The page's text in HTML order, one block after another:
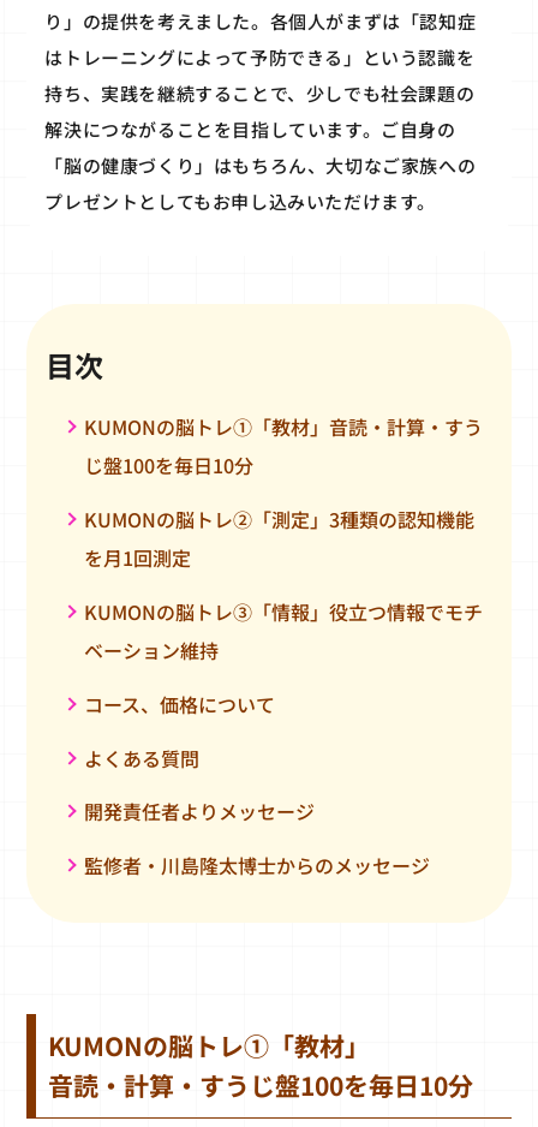
り」の提供を考えました。各個人がまずは「認知症
はトレーニングによって予防できる」という認識を
持ち、実践を継続することで、少しでも社会課題の
解決につながることを目指しています。ご自身の
「脳の健康づくり」はもちろん、大切なご家族への
プレゼントとしてもお申し込みいただけます。
目次
KUMONの脳トレ①「教材」音読・計算・すう
じ盤100を毎日10分
KUMONの脳トレ②「測定」3種類の認知機能
を月1回測定
KUMONの脳トレ③「情報」役立つ情報でモチ
ベーション維持
コース、価格について
よくある質問
開発責任者よりメッセージ
監修者・川島隆太博士からのメッセージ
KUMONの脳トレ①「教材」
音読・計算・すうじ盤100を毎日10分